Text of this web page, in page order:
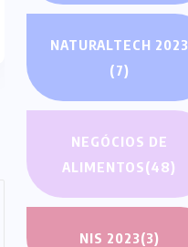
NATURALTECH 2023
(7)
NEGÓCIOS DE
ALIMENTOS(48)
NIS 2023(3)